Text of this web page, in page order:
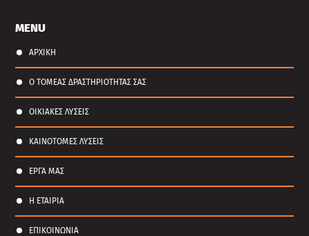
MENU
ΑΡΧΙΚΗ
Ο ΤΟΜΕΑΣ ΔΡΑΣΤΗΡΙΟΤΗΤΑΣ ΣΑΣ
ΟΙΚΙΑΚΕΣ ΛΥΣΕΙΣ
ΚΑΙΝΟΤΟΜΕΣ ΛΥΣΕΙΣ
ΕΡΓΑ ΜΑΣ
Η ΕΤΑΙΡΙΑ
ΕΠΙΚΟΙΝΩΝΙΑ